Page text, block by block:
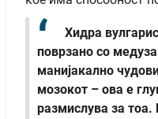
Хидра
поврзано со
манијакално
мозокот – ова е
размислува за